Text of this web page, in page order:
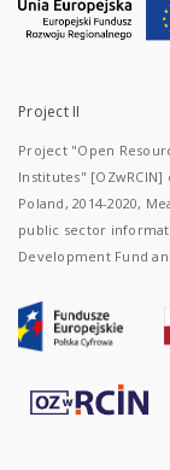
Project II
Project "Open
Institutes"
Poland, 2014-2020,
public sector
Development Fund